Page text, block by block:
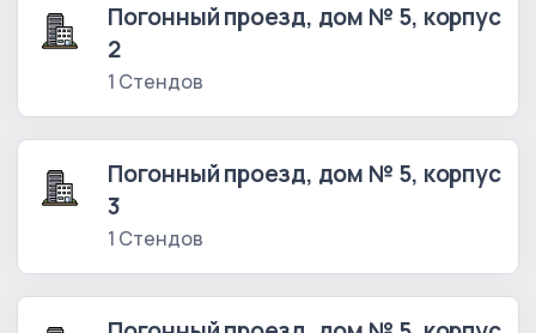
Погонный проезд, дом № 5, корпус
2
1 Стендов
Погонный проезд, дом № 5, корпус
3
1 Стендов